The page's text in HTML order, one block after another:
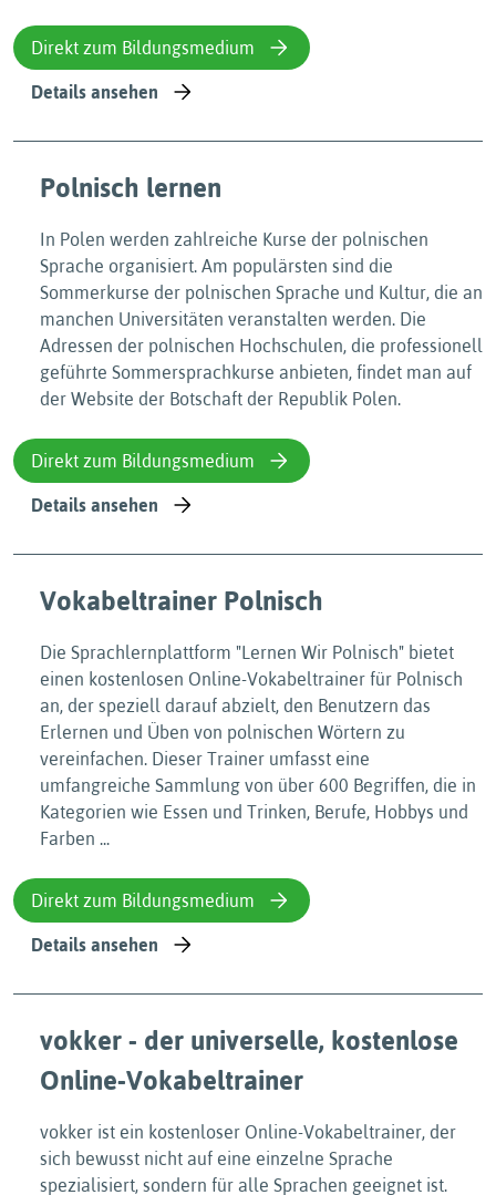
Direkt zum Bildungsmedium
Details ansehen
Polnisch lernen
In Polen werden zahlreiche Kurse der polnischen
Sprache organisiert. Am populärsten sind die
Sommerkurse der polnischen Sprache und Kultur, die an
manchen Universitäten veranstalten werden. Die
Adressen der polnischen Hochschulen, die professionell
geführte Sommersprachkurse anbieten, findet man auf
der Website der Botschaft der Republik Polen.
Direkt zum Bildungsmedium
Details ansehen
Vokabeltrainer Polnisch
Die Sprachlernplattform "Lernen Wir Polnisch" bietet
einen kostenlosen Online-Vokabeltrainer für Polnisch
an, der speziell darauf abzielt, den Benutzern das
Erlernen und Üben von polnischen Wörtern zu
vereinfachen. Dieser Trainer umfasst eine
umfangreiche Sammlung von über 600 Begriffen, die in
Kategorien wie Essen und Trinken, Berufe, Hobbys und
Farben ...
Direkt zum Bildungsmedium
Details ansehen
vokker - der universelle, kostenlose
Online-Vokabeltrainer
vokker ist ein kostenloser Online-Vokabeltrainer, der
sich bewusst nicht auf eine einzelne Sprache
spezialisiert, sondern für alle Sprachen geeignet ist.